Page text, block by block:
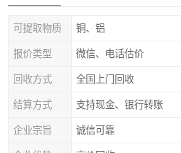
可提取物质 铜、铝
报价类型 微信、电话估价
回收方式 全国上门回收
结算方式 支持现金、银行转账
企业宗旨 诚信可靠